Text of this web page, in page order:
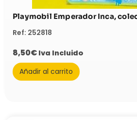
Playmobil Emperador Inca,
Ref: 252818
8,50€ Iva Incluido
Añadir al carrito